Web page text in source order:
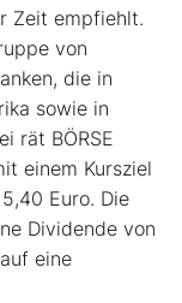
Zeit empfiehlt.
von
die in
sowie in
rät BÖRSE
einem Kursziel
Euro. Die
Dividende von
eine